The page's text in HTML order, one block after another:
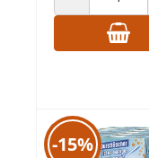
ANZAHL
-15%